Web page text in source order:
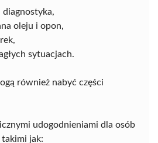
oleju i opon,
sytuacjach.
również nabyć części
udogodnieniami dla osób
takimi jak: